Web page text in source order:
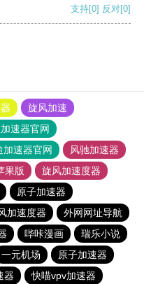
支持[0] 反对[0]
旋风加速
速器官网
加速器官网
风驰加速器
果版
旋风加速度器
原子加速器
加速度器
外网网址导航
哔咔漫画
瑞乐小说
一元机场
原子加速器
器 快喵vpv加速器